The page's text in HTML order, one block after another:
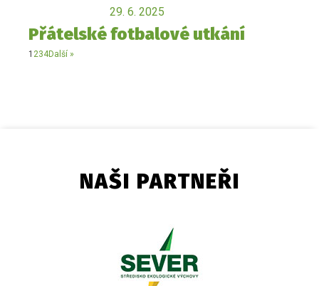
29. 6. 2025
Přátelské fotbalové utkání
1 234Další »
NAŠI PARTNEŘI